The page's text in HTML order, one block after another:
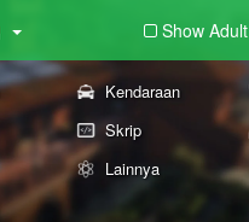
Show Adult
Kendaraan
Skrip
Lainnya